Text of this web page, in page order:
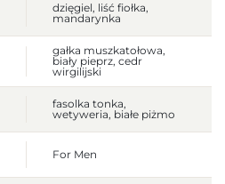
dzięgiel, liść fiołka,
mandarynka
gałka muszkatołowa,
biały pieprz, cedr
wirgilijski
fasolka tonka,
wetyweria, białe piżmo
For Men